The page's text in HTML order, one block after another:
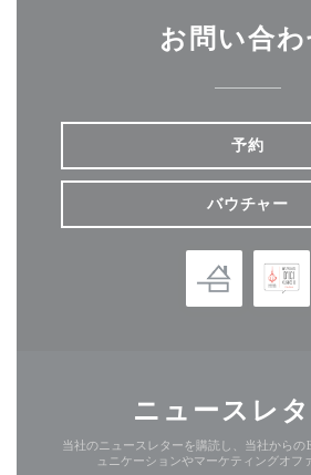
お問い合わ
予約
バウチャー
ニュースレ
当社のニュースレターを購読し、当社からの
ュニケーションやマーケティングオフ